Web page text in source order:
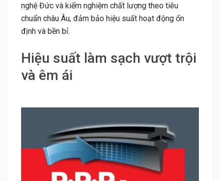
nghệ Đức và kiểm nghiệm chất lượng theo tiêu
chuẩn châu Âu, đảm bảo hiệu suất hoạt động ổn
định và bền bỉ.
Hiệu suất làm sạch vượt trội
và êm ái